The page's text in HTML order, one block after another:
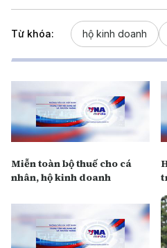
Từ khóa: hộ kinh doanh
Miễn toàn bộ thuế cho cá
nhân, hộ kinh doanh